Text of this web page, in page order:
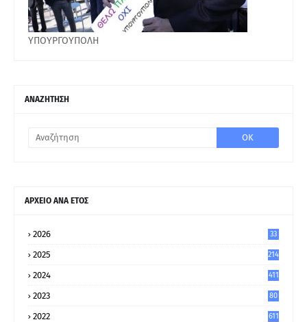
ΥΠΟΥΡΓΟΥΠΟΛΗ
ΑΝΑΖΗΤΗΣΗ
ΑΡΧΕΙΟ ΑΝΑ ΕΤΟΣ
2026 33
2025 214
2024 411
2023
80
2022 611